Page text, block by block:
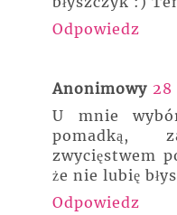
Odpowiedz
Anonimowy 28
U mnie
pomadką,
zwycięstwem
że nie lubię
Odpowiedz